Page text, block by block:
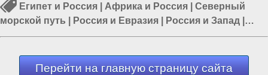
Египет и Россия Африка и Россия
Северный
морской путь
Россия и Евразия Россия и Запад
Россия и Европа|Европа
Перейти на главную страницу сайта